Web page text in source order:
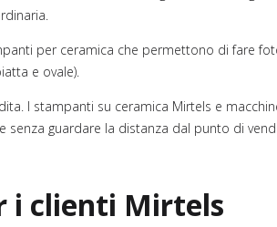
per ceramica che permettono di fare
e ovale).
I stampanti su ceramica Mirtels e
senza guardare la distanza dal punto di
i clienti Mirtels